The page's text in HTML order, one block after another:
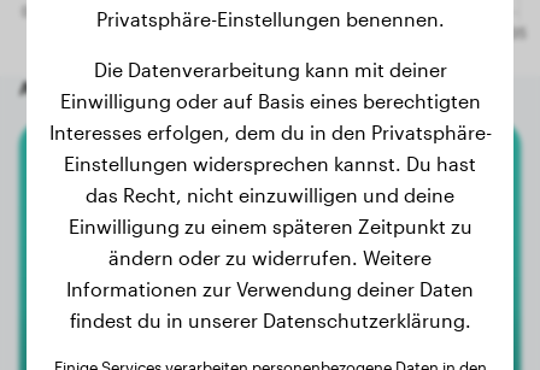
Andere zufällige Hunde
American Bully Xl
Sky
Privatsphäre-Einstellungen benennen.
Die Datenverarbeitung kann mit deiner
Einwilligung oder auf Basis eines berechtigten
Interesses erfolgen, dem du in den Privatsphäre-
Einstellungen widersprechen kannst. Du hast
das Recht, nicht einzuwilligen und deine
Einwilligung zu einem späteren Zeitpunkt zu
ändern oder zu widerrufen. Weitere
Informationen zur Verwendung deiner Daten
findest du in unserer Datenschutzerklärung.